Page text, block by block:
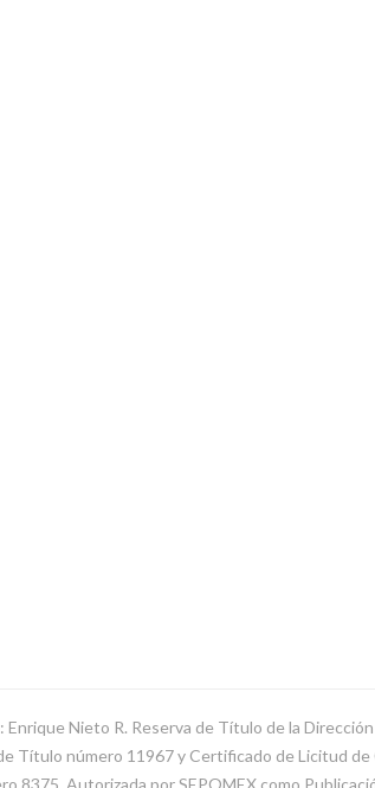
Nieto R. Reserva de Título de la
Título número 11967 y Certificado de Licitud de
8375. Autorizada por SEPOMEX como